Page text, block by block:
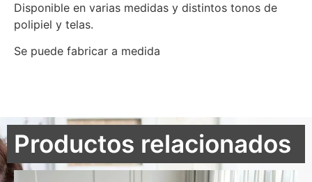
Disponible en varias medidas y distintos tonos de
polipiel y telas.
Se puede fabricar a medida
Productos relacionados